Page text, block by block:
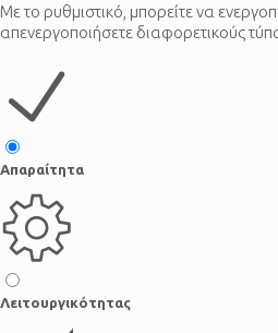
Με το ρυθμιστικό, μπορείτε να
απενεργοποιήσετε διαφορετικούς
Απαραίτητα
Λειτουργικότητας